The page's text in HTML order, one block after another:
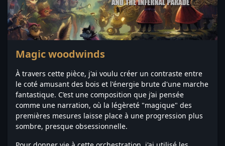
Magic woodwinds
À travers cette pièce, j'ai voulu créer un contraste entre
le coté amusant des bois et l'énergie brute d'une marche
fantastique. C’est une composition que j’ai pensée
comme une narration, où la légèreté "magique" des
premières mesures laisse place à une progression plus
sombre, presque obsessionnelle.